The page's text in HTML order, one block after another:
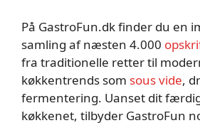
På GastroFun.dk finder du en
samling af næsten 4.000
fra traditionelle retter til
køkkentrends som sous vide,
fermentering. Uanset dit
køkkenet, tilbyder GastroFun